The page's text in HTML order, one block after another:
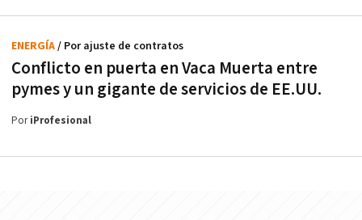
Conflicto en puerta en Vaca Muerta entre
pymes y un gigante de servicios de EE.UU.
ENERGÍA/ Por ajuste de contratos
PoriProfesional